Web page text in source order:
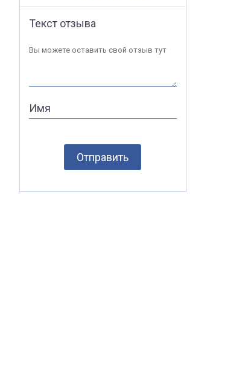
Текст отзыва
Вы можете оставить свой отзыв тут
Имя
Отправить